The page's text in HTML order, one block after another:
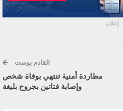
إعلان
القادم بوست
مطاردة أمنية تنتهي بوفاة شخص
وإصابة فتاتين بجروح بليغة